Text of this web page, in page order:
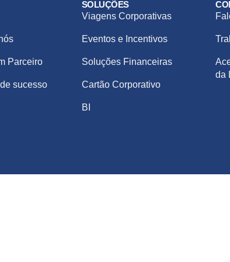
Parceiro
sucesso
SOLUÇÕES
Viagens Corporativas
Eventos e Incentivos
Soluções Financeiras
Cartão Corporativo
BI
da